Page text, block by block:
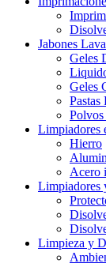
Jabones
Geles
Geles
Pastas
Polvos
Limpiadores
Hierro
Acero
Limpiadores
Limpieza y